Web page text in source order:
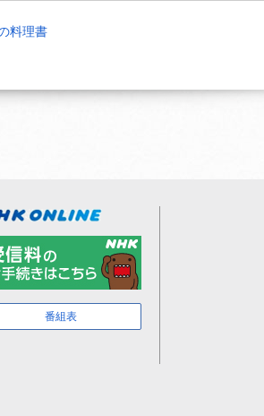
料理書
番組表